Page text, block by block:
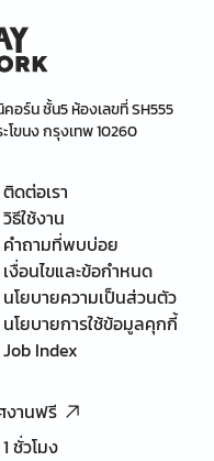
คอร์น ชั้น5 ห้องเลขที่ SH555
ขนง กรุงเทพ 10260
ติดต่อเรา
วิธีใช้งาน
คำถามที่พบบ่อย
เงื่อนไขและข้อกำหนด
นโยบายความเป็นส่วนตัว
นโยบายการใช้ข้อมูลคุกกี้
Job Index
งานฟรี
ชั่วโมง